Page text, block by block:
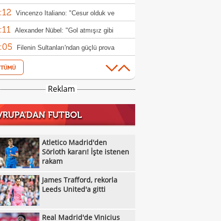
rakam
Vincenzo Italiano: "Cesur olduk ve
Alexander Nübel: "Gol atmışız gibi
Filenin Sultanları'ndan güçlü prova
Galatasaray MCT Technic, Alen
kadrosuna kattı
Beşiktaş'tan Avrupa'da dalya zaferi
Emirhan Topçu: "Topun oraya geleceğini
Beşiktaş'ta inanılmaz rakam: Alexander
10 kişi kalan Beşiktaş'tan Avrupa'da 100.
Galatasaray'dan suç duyurusu
James Trafford, rekorla Leeds United'a
Reklam
FUTBOL
Atletico Madrid'den
Sörloth kararı! İşte istenen
rakam
James Trafford, rekorla
Leeds United'a gitti
Real Madrid'de Vinicius